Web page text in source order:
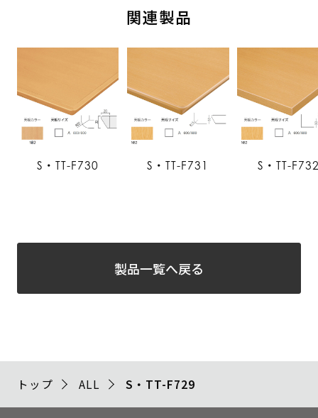
関連製品
S・TT-F730 S・TT-F731 S・TT-
製品一覧へ戻る
トップ ALL S・TT-F729